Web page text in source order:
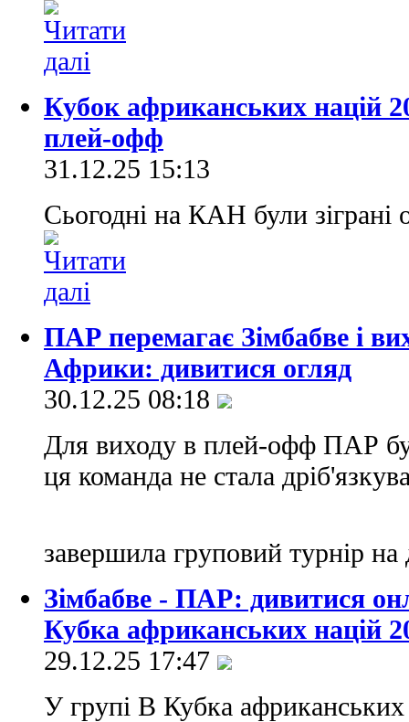
Кубок африканських націй
плей-офф
31.12.25 15:13
Сьогодні на КАН були зіграні
ПАР перемагає Зімбабве і
Африки: дивитися огляд
30.12.25 08:18
Для виходу в плей-офф ПАР
ця команда не стала
завершила груповий турнір
Зімбабве - ПАР: дивитися
Кубка африканських націй
29.12.25 17:47
У групі B Кубка африканських